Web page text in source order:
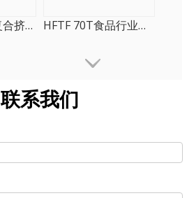
食品薄膜多层复合挤出机 HFTF 70T食品行业节能杯机
联系我们